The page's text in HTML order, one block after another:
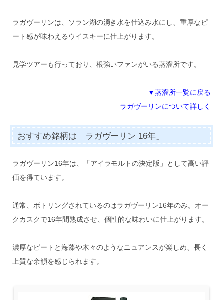
ラガヴーリンは、ソラン湖の湧き水を仕込み水にし、重厚なピ
ート感が味わえるウイスキーに仕上がります。
見学ツアーも行っており、根強いファンがいる蒸溜所です。
▼蒸溜所一覧に戻る
ラガヴーリンについて詳しく
おすすめ銘柄は「ラガヴーリン 16年」
ラガヴーリン16年は、「アイラモルトの決定版」として高い評
価を得ています。
通常、ボトリングされているのはラガヴーリン16年のみ。オー
クカスクで16年間熟成させ、個性的な味わいに仕上がります。
濃厚なピートと海藻や木々のようなニュアンスが楽しめ、長く
上質な余韻を感じられます。